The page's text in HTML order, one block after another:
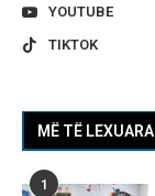
YOUTUBE
TIKTOK
MË TË LEXUARA
1